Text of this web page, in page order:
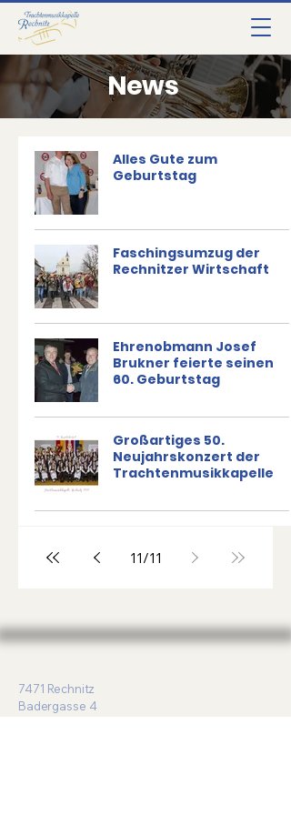
News
Alles Gute zum
Geburtstag
Faschingsumzug der
Rechnitzer Wirtschaft
Ehrenobmann Josef
Brukner feierte seinen
60. Geburtstag
Großartiges 50.
Neujahrskonzert der
Trachtenmusikkapelle
11/11
7471 Rechnitz
Badergasse 4